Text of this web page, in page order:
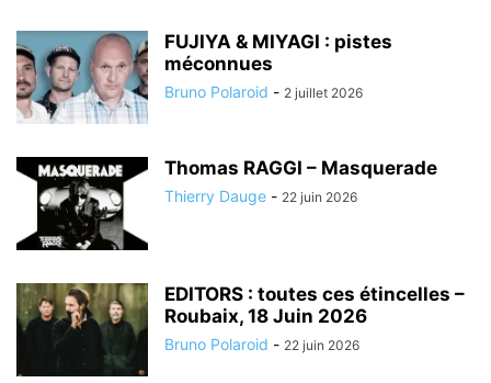
FUJIYA & MIYAGI : pistes
méconnues
Bruno Polaroid - 2 juillet 2026
Thomas RAGGI – Masquerade
Thierry Dauge - 22 juin 2026
EDITORS : toutes ces étincelles –
Roubaix, 18 Juin 2026
Bruno Polaroid - 22 juin 2026